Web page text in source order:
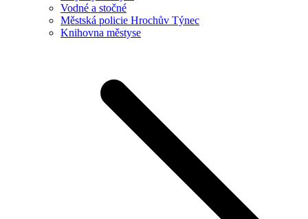
Vodné a stočné
Městská policie Hrochův Týnec
Knihovna městyse